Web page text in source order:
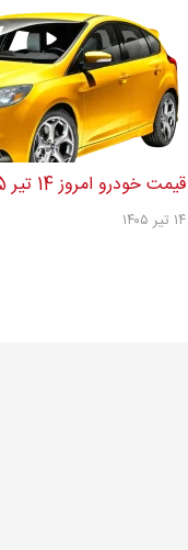
قیمت خودرو امروز 14 تیر 1405 + جدول
۱۴ تیر ۱۴۰۵